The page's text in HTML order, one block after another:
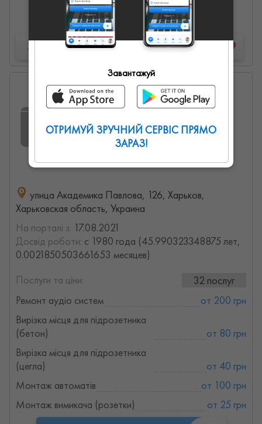
Детальна інформація
Запропонувати роботу
Сергей Николаевич
0 0 0
улица Академика Павлова, 126, Харьков,
Харьковская область, Украина
На порталі з: 17.08.2021
Досвід роботи: с 1980 года (45.990323348875 лет,
0.0021850503661653 месяцев)
Послуги та ціни:
32 послуг
Ремонт аудіо систем
от 200 грн
Вирізка місця для підрозетника
(бетон)
от 80 грн
Вирізка місця для підрозетника
(цегла)
от 40 грн
Монтаж автоматів
от 100 грн
Монтаж вимикача (розетки)
от 25 грн
Завантажуй
ОТРИМУЙ ЗРУЧНИЙ СЕРВІС ПРЯМО
ЗАРАЗ!